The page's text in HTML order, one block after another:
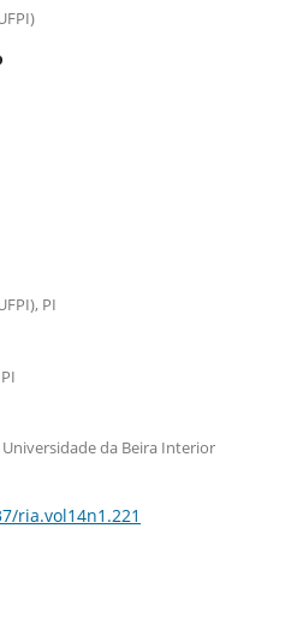
PI
da Beira Interior
ria.vol14n1.221